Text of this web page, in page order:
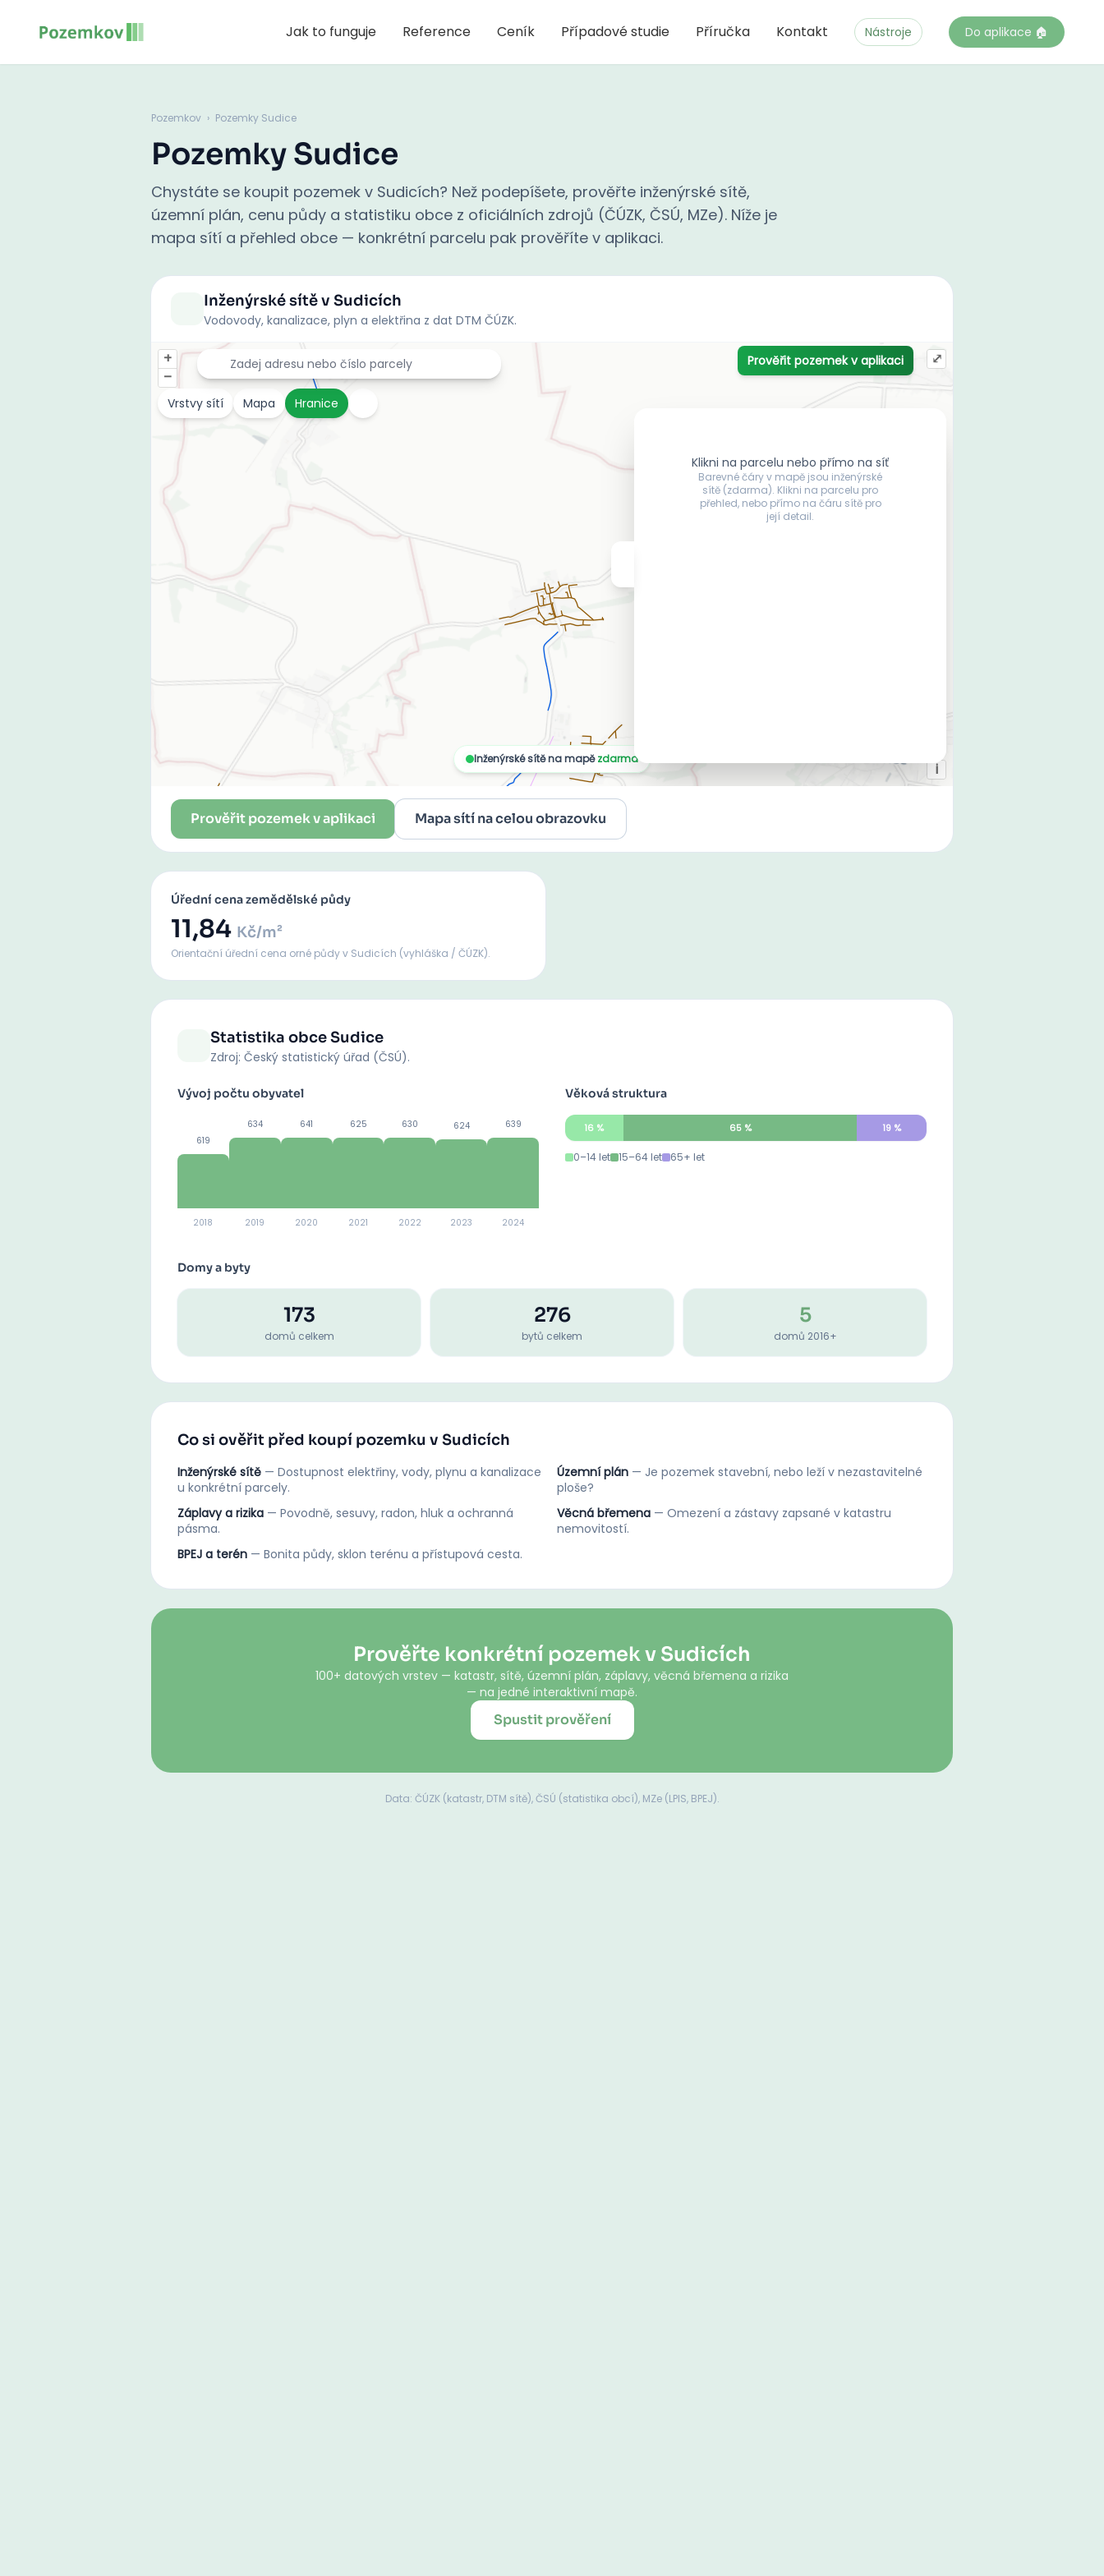
Jak to funguje Reference Ceník Případové studie Příručka Kontakt Nástroje Do aplikace 🏠
Pozemkov › Pozemky Sudice
Pozemky Sudice
Chystáte se koupit pozemek v Sudicích? Než podepíšete, prověřte inženýrské sítě,
územní plán, cenu půdy a statistiku obce z oficiálních zdrojů (ČÚZK, ČSÚ, MZe). Níže je
mapa sítí a přehled obce — konkrétní parcelu pak prověříte v aplikaci.
Inženýrské sítěv Sudicích
Vodovody, kanalizace, plyn a elektřina z dat DTM ČÚZK.
Prověřit pozemek v aplikaci Mapa sítí na celou obrazovku
Úřední cena zemědělské půdy
11,84 Kč/m²
Orientační úřední cena orné půdyv Sudicích (vyhláška / ČÚZK).
Statistika obceSudice
Zdroj: Český statistický úřad (ČSÚ).
Vývoj počtu obyvatel
619
2018
634
2019
641
2020
625
2021
630
2022
624
2023
639
2024
Věková struktura
16 % 65% 19 %
0–14 let 15–64 let 65+ let
Domy a byty
173
domů celkem
276
bytů celkem
5
domů 2016+
Co si ověřit před koupí pozemku v Sudicích
Inženýrské sítě — Dostupnost elektřiny, vody, plynu a kanalizace
u konkrétní parcely.
Územní plán — Je pozemek stavební, nebo leží v nezastavitelné
ploše?
Záplavy a rizika — Povodně, sesuvy, radon, hluk a ochranná
pásma.
Věcná břemena — Omezení a zástavy zapsané v katastru
nemovitostí.
BPEJ a terén — Bonita půdy, sklon terénu a přístupová cesta.
Prověřte konkrétní pozemek v Sudicích
100+ datových vrstev — katastr, sítě, územní plán, záplavy, věcná břemena a rizika
— na jedné interaktivní mapě.
Spustit prověření
Data: ČÚZK (katastr, DTM sítě), ČSÚ (statistika obcí), MZe (LPIS, BPEJ).